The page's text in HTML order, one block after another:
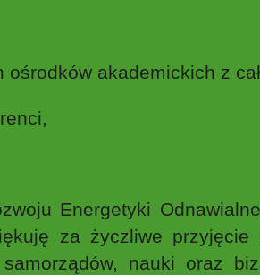
akademickich z
Energetyki
za życzliwe przyjęcie
nauki oraz